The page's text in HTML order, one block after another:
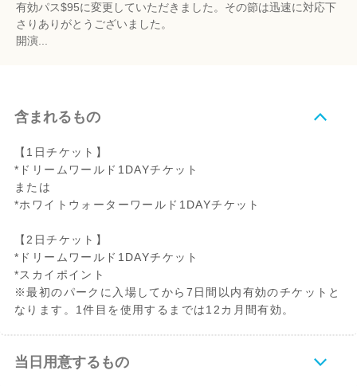
有効パス$95に変更していただきました。その節は迅速に対応下
さりありがとうございました。
開演...
含まれるもの
【1日チケット】
*ドリームワールド1DAYチケット
または
*ホワイトウォーターワールド1DAYチケット
【2日チケット】
*ドリームワールド1DAYチケット
*スカイポイント
※最初のパークに入場してから7日間以内有効のチケットと
なります。1件目を使用するまでは12カ月間有効。
当日用意するもの